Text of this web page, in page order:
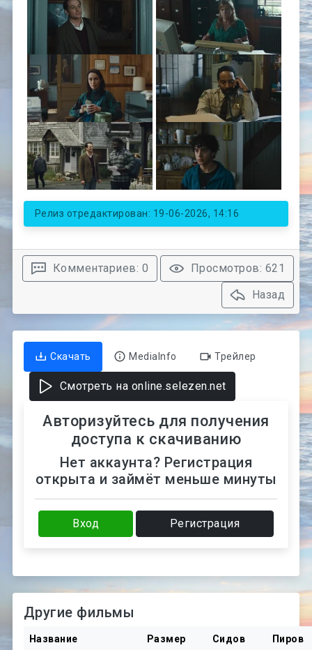
Релиз отредактирован: 19-06-2026, 14:16
Комментариев: 0
Просмотров: 621
Назад
Скачать MediaInfo Трейлер
Смотреть на online.selezen.net
Авторизуйтесь для получения
доступа к скачиванию
Нет аккаунта? Регистрация
открыта и займёт меньше минуты
Вход Регистрация
Другие фильмы
Название Размер Сидов Пиров